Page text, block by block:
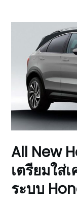
All New
เตรียมใส่
ระบบ